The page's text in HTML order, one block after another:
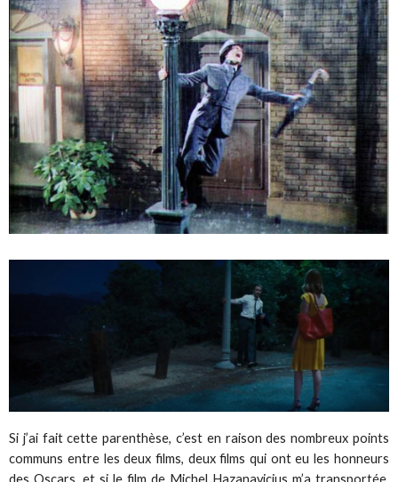
Si j’ai fait cette parenthèse, c’est en raison des nombreux points
communs entre les deux films, deux films qui ont eu les honneurs